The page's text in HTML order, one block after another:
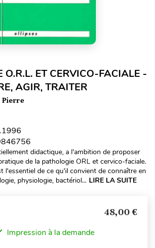
O.R.L. ET CERVICO-FACIALE -
AGIR, TRAITER
didactique, a l'ambition de proposer
de la pathologie ORL et cervico-faciale.
l'essentiel de ce qu'il convient de connaître en
physiologie, bactériol... LIRE LA SUITE
48,00 €
Impression à la demande